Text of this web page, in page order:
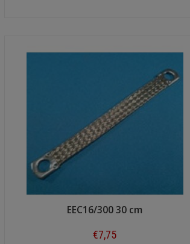
EEC16/300 30 cm
€7,75